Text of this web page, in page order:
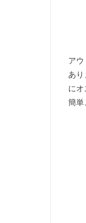
ア
あ
に
簡単